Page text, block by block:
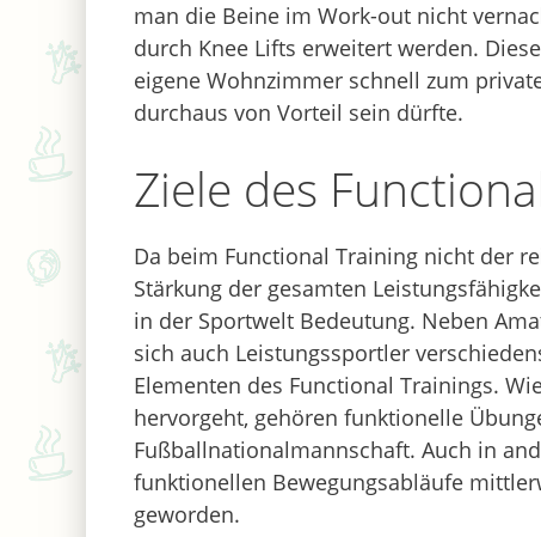
man die Beine im Work-out nicht
durch Knee Lifts erweitert werden. Diese
eigene Wohnzimmer schnell zum
durchaus von Vorteil sein dürfte.
Ziele des
Da beim Functional Training nicht der
Stärkung der gesamten
in der Sportwelt Bedeutung. Neben
sich auch Leistungssportler
Elementen des Functional Trainings.
hervorgeht, gehören funktionelle
Fußballnationalmannschaft. Auch in
funktionellen Bewegungsabläufe
geworden.